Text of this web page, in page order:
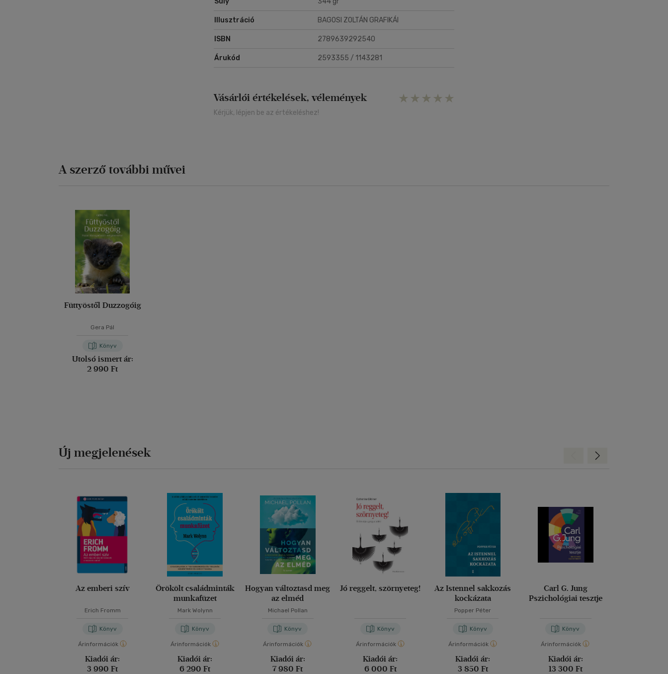
Illusztráció BAGOSI ZOLTÁN GRAFIKÁI
ISBN 2789639292540
Árukód 2593355 / 1143281
Vásárlói értékelések, vélemények
Kérjük, lépjen be az értékeléshez!
A szerző további művei
Füttyöstől Duzzogóig
Gera Pál
Könyv
Utolsó ismert ár:
2 990 Ft
Új megjelenések
Az emberi szív
Erich Fromm
Könyv
Árinformációk
Kiadói ár:
3 990 Ft
Örökölt családminták
munkafüzet
Mark Wolynn
Könyv
Árinformációk
Kiadói ár:
6 290 Ft
Hogyan változtasd meg
az elméd
Michael Pollan
Könyv
Árinformációk
Kiadói ár:
7 980 Ft
Jó reggelt, szörnyeteg!
Könyv
Árinformációk
Kiadói ár:
6 000 Ft
Az Istennel sakkozás
kockázata
Popper Péter
Könyv
Árinformációk
Kiadói ár:
3 850 Ft
Carl G. Jung
Pszichológiai tesztje
Könyv
Árinformációk
Kiadói ár:
13 300 Ft
Előre